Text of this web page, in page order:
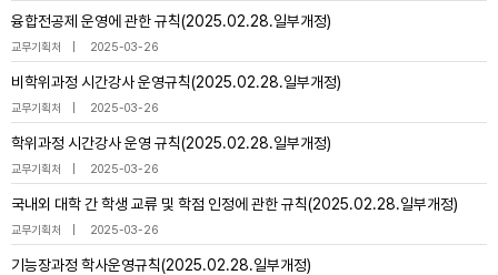
융합전공제 운영에 관한 규칙(2025.02.28.일부개정)
교무기획처 2025-03-26
비학위과정 시간강사 운영규칙(2025.02.28.일부개정)
교무기획처 2025-03-26
학위과정 시간강사 운영 규칙(2025.02.28.일부개정)
교무기획처 2025-03-26
국내외 대학 간 학생 교류 및 학점 인정에 관한 규칙(2025.02.28.일부개정)
교무기획처 2025-03-26
기능장과정 학사운영규칙(2025.02.28.일부개정)